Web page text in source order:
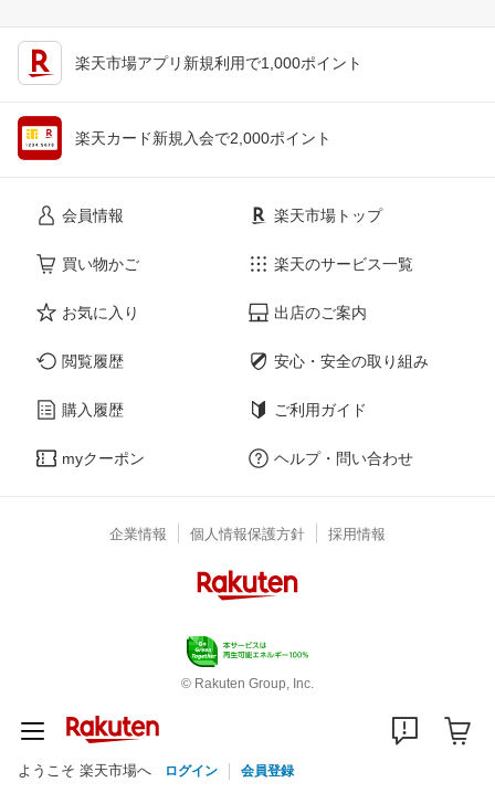
楽天市場アプリ新規利用で1,000ポイント
楽天カード新規入会で2,000ポイント
会員情報
買い物かご
お気に入り
閲覧履歴
購入履歴
myクーポン
楽天市場トップ
楽天のサービス一覧
出店のご案内
安心・安全の取り組み
ご利用ガイド
ヘルプ・問い合わせ
企業情報 個人情報保護方針 採用情報
© Rakuten Group, Inc.
ようこそ 楽天市場へ ログイン 会員登録